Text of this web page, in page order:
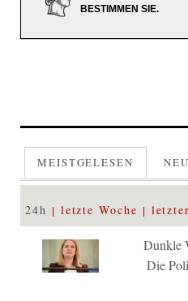
BESTIMMEN SIE.
MEISTGELESEN NEU
24h letzte Woche
Dunkle
Die